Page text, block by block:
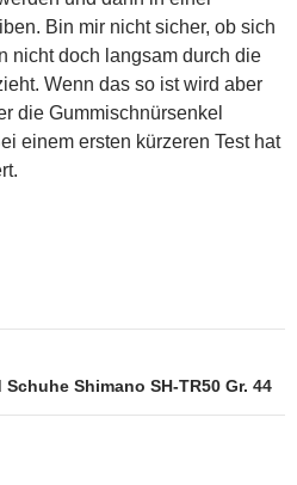
Bin mir nicht sicher, ob sich
nicht doch langsam durch die
Wenn das so ist wird aber
die Gummischnürsenkel
einem ersten kürzeren Test hat
Shimano SH-TR50 Gr. 44